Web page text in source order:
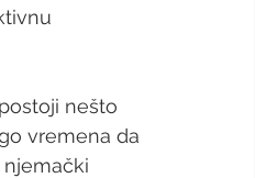
nešto
vremena da